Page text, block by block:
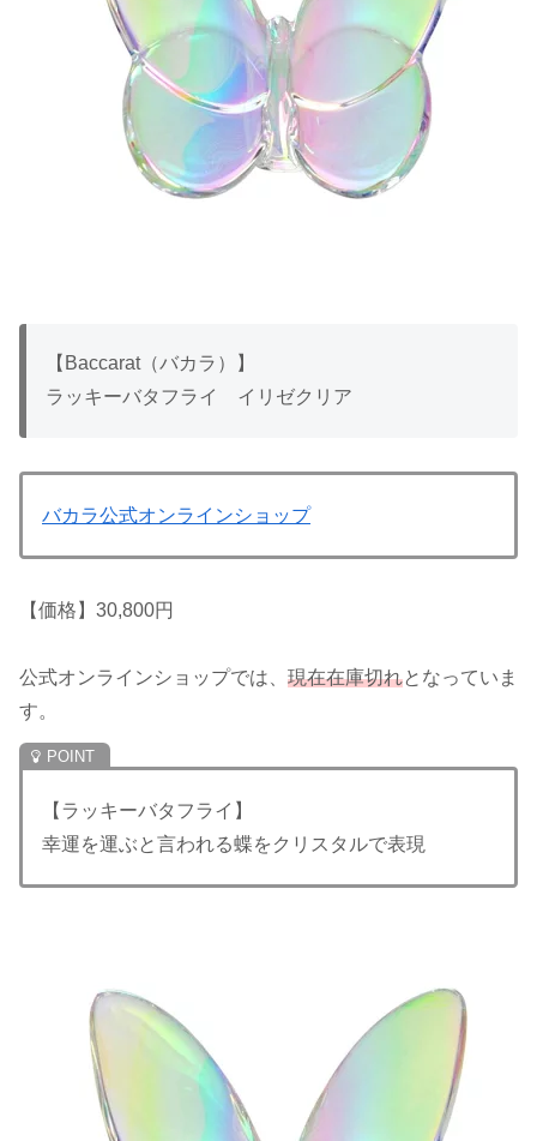
【Baccarat（バカラ）】
ラッキーバタフライ イリゼクリア
バカラ公式オンラインショップ
【価格】30,800円
公式オンラインショップでは、 現在在庫切れとなっていま
す。
【ラッキーバタフライ】
幸運を運ぶと言われる蝶をクリスタルで表現